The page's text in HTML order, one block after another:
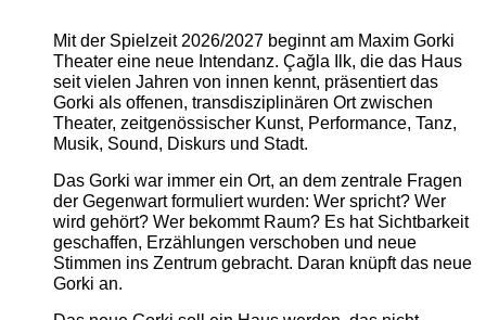
Mit der Spielzeit 2026/2027 beginnt am Maxim Gorki
Theater eine neue Intendanz. Çağla Ilk, die das Haus
seit vielen Jahren von innen kennt, präsentiert das
Gorki als offenen, transdisziplinären Ort zwischen
Theater, zeitgenössischer Kunst, Performance, Tanz,
Musik, Sound, Diskurs und Stadt.
Das Gorki war immer ein Ort, an dem zentrale Fragen
der Gegenwart formuliert wurden: Wer spricht? Wer
wird gehört? Wer bekommt Raum? Es hat Sichtbarkeit
geschaffen, Erzählungen verschoben und neue
Stimmen ins Zentrum gebracht. Daran knüpft das neue
Gorki an.